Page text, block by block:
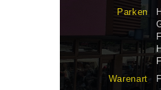
Parken
Warenart